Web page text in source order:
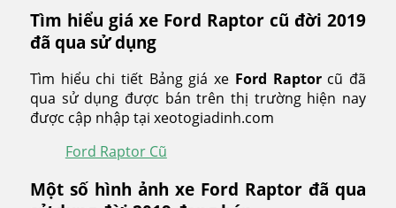
Tìm hiểu giá xe Ford Raptor cũ đời 2019
đã qua sử dụng
Tìm hiểu chi tiết Bảng giá xe Ford Raptor cũ đã
qua sử dụng được bán trên thị trường hiện nay
được cập nhập tại xeotogiadinh.com
Ford Raptor Cũ
Một số hình ảnh xe Ford Raptor đã qua